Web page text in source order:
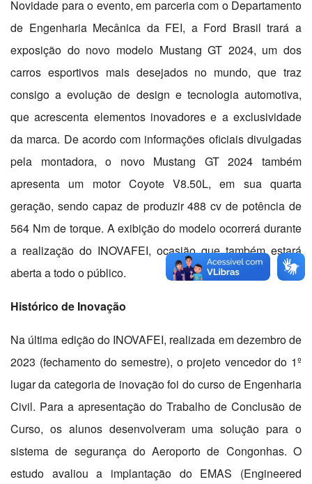
Novidade para o evento, em parceria com o Departamento
de Engenharia Mecânica da FEI, a Ford Brasil trará a
exposição do novo modelo Mustang GT 2024, um dos
carros esportivos mais desejados no mundo, que traz
consigo a evolução de design e tecnologia automotiva,
que acrescenta elementos inovadores e a exclusividade
da marca. De acordo com informações oficiais divulgadas
pela montadora, o novo Mustang GT 2024 também
apresenta um motor Coyote V8.50L, em sua quarta
geração, sendo capaz de produzir 488 cv de potência de
564 Nm de torque. A exibição do modelo ocorrerá durante
a realização do INOVAFEI, ocasião que também estará
aberta a todo o público.
Histórico de Inovação
Na última edição do INOVAFEI, realizada em dezembro de
2023 (fechamento do semestre), o projeto vencedor do 1º
lugar da categoria de inovação foi do curso de Engenharia
Civil. Para a apresentação do Trabalho de Conclusão de
Curso, os alunos desenvolveram uma solução para o
sistema de segurança do Aeroporto de Congonhas. O
estudo avaliou a implantação do EMAS (Engineered